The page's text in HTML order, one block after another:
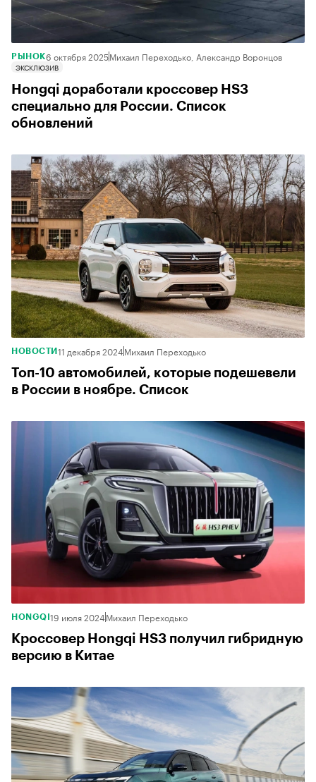
РЫНОК6 октября 2025Михаил Переходько, Александр Воронцов
ЭКСКЛЮЗИВ
Hongqi доработали кроссовер HS3
специально для России. Список
обновлений
НОВОСТИ 11 декабря 2024Михаил Переходько
Топ-10 автомобилей, которые подешевели
в России в ноябре. Список
HONGQI 19 июля 2024Михаил Переходько
Кроссовер Hongqi HS3 получил гибридную
версию в Китае